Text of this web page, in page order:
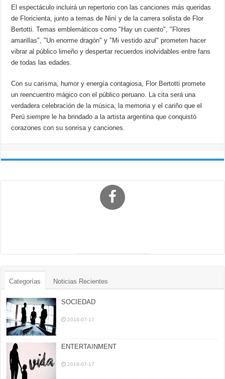
El espectáculo incluirá un repertorio con las canciones más queridas
de Floricienta, junto a temas de Niní y de la carrera solista de Flor
Bertotti. Temas emblemáticos como "Hay un cuento", "Flores
amarillas", "Un enorme dragón" y "Mi vestido azul" prometen hacer
vibrar al público limeño y despertar recuerdos inolvidables entre fans
de todas las edades.
Con su carisma, humor y energía contagiosa, Flor Bertotti promete
un reencuentro mágico con el público peruano. La cita será una
verdadera celebración de la música, la memoria y el cariño que el
Perú siempre le ha brindado a la artista argentina que conquistó
corazones con su sonrisa y canciones.
Categorías Noticias Recientes
SOCIEDAD
2018-07-17
ENTERTAINMENT
2018-07-17